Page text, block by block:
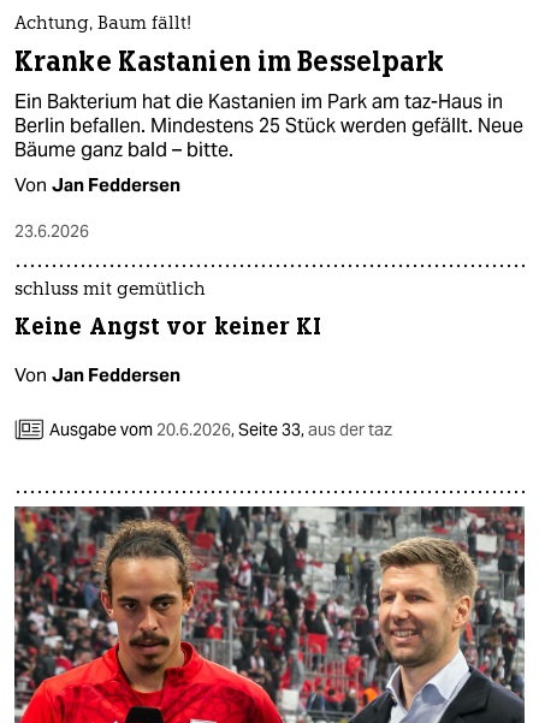
Achtung, Baum fällt!
Kranke Kastanien im Besselpark
Ein Bakterium hat die Kastanien im Park am taz-Haus in
Berlin befallen. Mindestens 25 Stück werden gefällt. Neue
Bäume ganz bald – bitte.
Von Jan Feddersen
23.6.2026
schluss mit gemütlich
Keine Angst vor keiner KI
Von Jan Feddersen
Ausgabe vom 20.6.2026,Seite 33,aus der taz